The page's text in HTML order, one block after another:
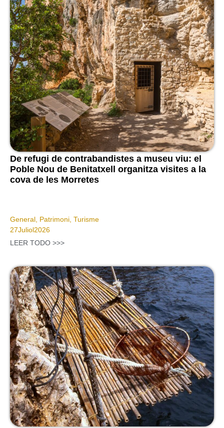
De refugi de contrabandistes a museu viu: el
Poble Nou de Benitatxell organitza visites a la
cova de les Morretes
General Patrimoni Turisme
27Juliol2026
LEER TODO >>>